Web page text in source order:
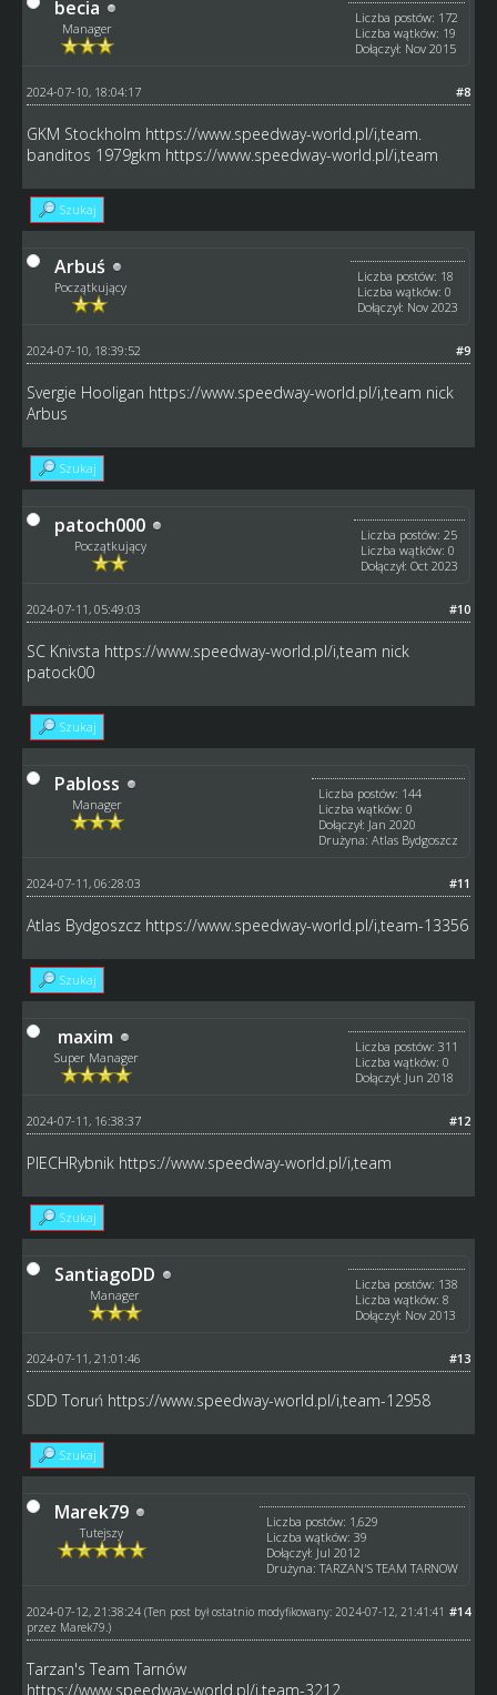
becia
Manager
Liczba postów: 172
Liczba wątków: 19
Dołączył: Nov 2015
#8
2024-07-10, 18:04:17
GKM Stockholm https://www.speedway-world.pl/i,team.
banditos 1979gkm https://www.speedway-world.pl/i,team
Szukaj
Arbuś
Początkujący
Liczba postów: 18
Liczba wątków: 0
Dołączył: Nov 2023
#9
2024-07-10, 18:39:52
Svergie Hooligan https://www.speedway-world.pl/i,team nick
Arbus
Szukaj
patoch000
Początkujący
Liczba postów: 25
Liczba wątków: 0
Dołączył: Oct 2023
#10
2024-07-11, 05:49:03
SC Knivsta https://www.speedway-world.pl/i,team nick
patock00
Szukaj
Pabloss
Manager
Liczba postów: 144
Liczba wątków: 0
Dołączył: Jan 2020
Drużyna: Atlas Bydgoszcz
#11
2024-07-11, 06:28:03
Atlas Bydgoszcz https://www.speedway-world.pl/i,team-13356
Szukaj
maxim
Super Manager
Liczba postów: 311
Liczba wątków: 0
Dołączył: Jun 2018
#12
2024-07-11, 16:38:37
PIECHRybnik https://www.speedway-world.pl/i,team
Szukaj
SantiagoDD
Manager
Liczba postów: 138
Liczba wątków: 8
Dołączył: Nov 2013
#13
2024-07-11, 21:01:46
SDD Toruń https://www.speedway-world.pl/i,team-12958
Szukaj
Marek79
Tutejszy
Liczba postów: 1,629
Liczba wątków: 39
Dołączył: Jul 2012
Drużyna: TARZAN'S TEAM TARNOW
#14
2024-07-12, 21:38:24 (Ten post był ostatnio modyfikowany: 2024-07-12, 21:41:41
przez Marek79.)
Tarzan's Team Tarnów
https://www.speedway-world.pl/i,team-3212